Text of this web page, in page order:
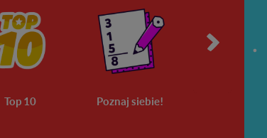
Top 10 Poznaj siebie!